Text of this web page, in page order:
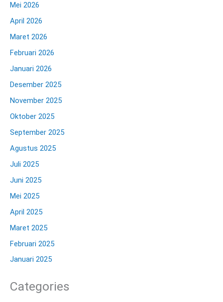
Mei 2026
April 2026
Maret 2026
Februari 2026
Januari 2026
Desember 2025
November 2025
Oktober 2025
September 2025
Agustus 2025
Juli 2025
Juni 2025
Mei 2025
April 2025
Maret 2025
Februari 2025
Januari 2025
Categories